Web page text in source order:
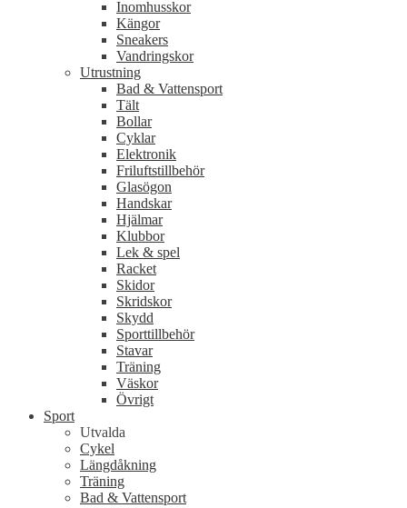
Inomhusskor
Kängor
Sneakers
Vandringskor
Utrustning
Bad & Vattensport
Tält
Bollar
Cyklar
Elektronik
Friluftstillbehör
Glasögon
Handskar
Hjälmar
Klubbor
Lek & spel
Racket
Skidor
Skridskor
Skydd
Sporttillbehör
Stavar
Träning
Väskor
Övrigt
Sport
Utvalda
Cykel
Längdåkning
Träning
Bad & Vattensport